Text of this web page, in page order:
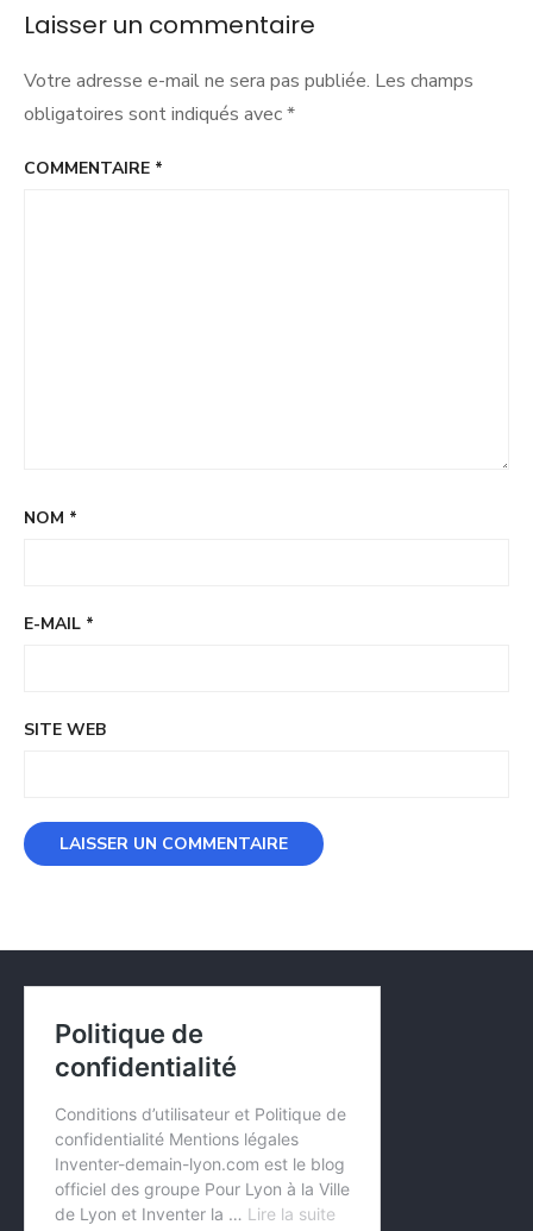
rien
n’est
acquis
!
Laisser un commentaire
Votre adresse e-mail ne sera pas publiée. Les champs
obligatoires sont indiqués avec*
COMMENTAIRE *
NOM *
E-MAIL *
SITE WEB